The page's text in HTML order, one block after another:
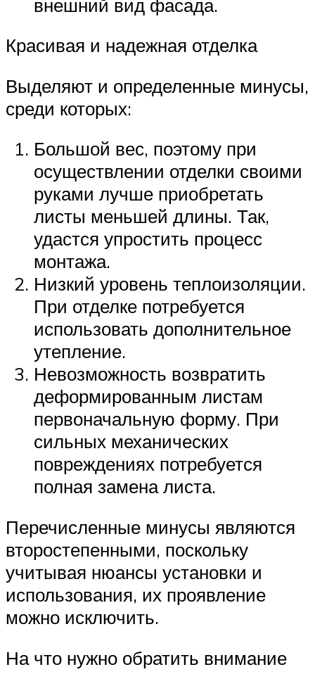
внешний вид фасада.
Красивая и надежная отделка
Выделяют и определенные минусы,
среди которых:
Большой вес, поэтому при
осуществлении отделки своими
руками лучше приобретать
листы меньшей длины. Так,
удастся упростить процесс
монтажа.
Низкий уровень теплоизоляции.
При отделке потребуется
использовать дополнительное
утепление.
Невозможность возвратить
деформированным листам
первоначальную форму. При
сильных механических
повреждениях потребуется
полная замена листа.
Перечисленные минусы являются
второстепенными, поскольку
учитывая нюансы установки и
использования, их проявление
можно исключить.
На что нужно обратить внимание